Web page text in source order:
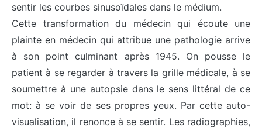
sentir les courbes sinusoïdales dans le médium.
Cette transformation du médecin qui écoute une
plainte en médecin qui attribue une pathologie arrive
à son point culminant après 1945. On pousse le
patient à se regarder à travers la grille médicale, à se
soumettre à une autopsie dans le sens littéral de ce
mot: à se voir de ses propres yeux. Par cette auto-
visualisation, il renonce à se sentir. Les radiographies,